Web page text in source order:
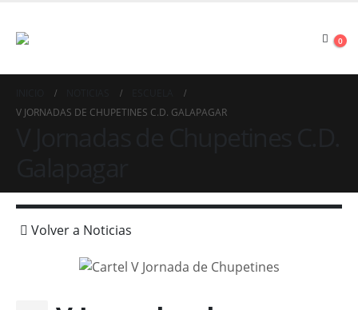
0
V JORNADAS DE CHUPETINES C.D. GALAPAGAR
Volver a Noticias